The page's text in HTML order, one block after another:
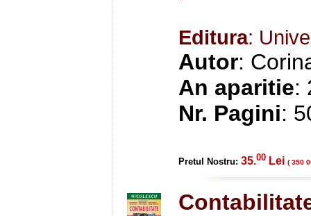
Editura:
Autor:
An aparitie:
Nr. Pagini:
Pretul Nostru: 35.00 Lei ( 350